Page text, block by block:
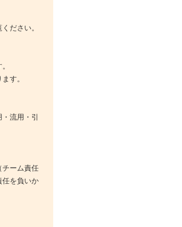
ださい。
す。
流用・引
チーム責任
任を負いか